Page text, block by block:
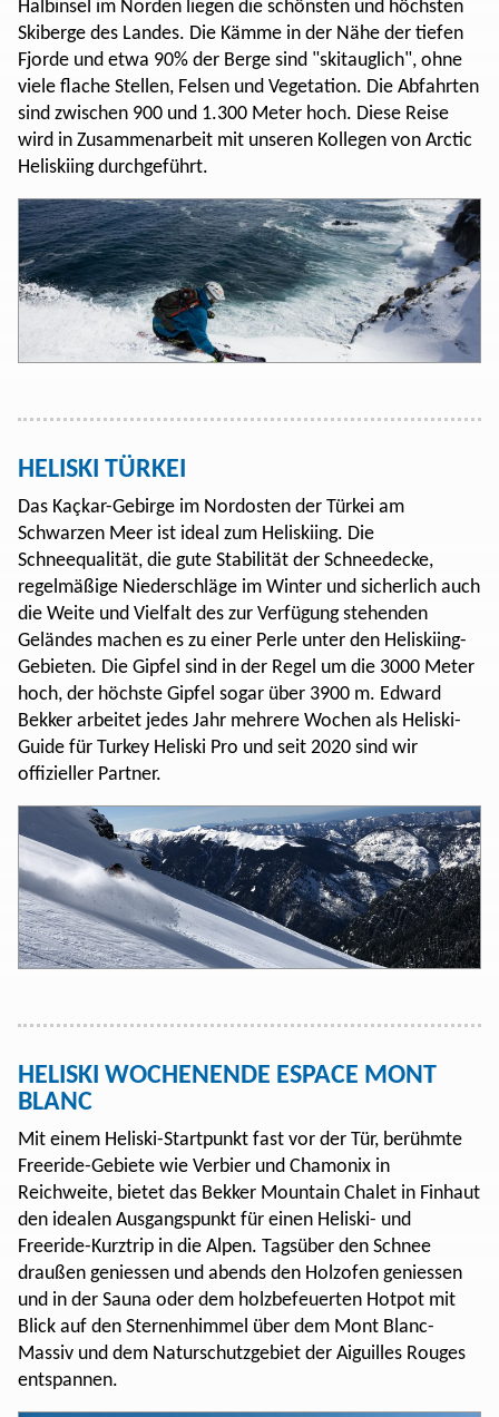
Halbinsel im Norden liegen die schönsten und höchsten
Skiberge des Landes. Die Kämme in der Nähe der tiefen
Fjorde und etwa 90% der Berge sind "skitauglich", ohne
viele flache Stellen, Felsen und Vegetation. Die Abfahrten
sind zwischen 900 und 1.300 Meter hoch. Diese Reise
wird in Zusammenarbeit mit unseren Kollegen von Arctic
Heliskiing durchgeführt.
HELISKI TÜRKEI
Das Kaçkar-Gebirge im Nordosten der Türkei am
Schwarzen Meer ist ideal zum Heliskiing. Die
Schneequalität, die gute Stabilität der Schneedecke,
regelmäßige Niederschläge im Winter und sicherlich auch
die Weite und Vielfalt des zur Verfügung stehenden
Geländes machen es zu einer Perle unter den Heliskiing-
Gebieten. Die Gipfel sind in der Regel um die 3000 Meter
hoch, der höchste Gipfel sogar über 3900 m. Edward
Bekker arbeitet jedes Jahr mehrere Wochen als Heliski-
Guide für Turkey Heliski Pro und seit 2020 sind wir
offizieller Partner.
HELISKI WOCHENENDE ESPACE MONT
BLANC
Mit einem Heliski-Startpunkt fast vor der Tür, berühmte
Freeride-Gebiete wie Verbier und Chamonix in
Reichweite, bietet das Bekker Mountain Chalet in Finhaut
den idealen Ausgangspunkt für einen Heliski- und
Freeride-Kurztrip in die Alpen. Tagsüber den Schnee
draußen geniessen und abends den Holzofen geniessen
und in der Sauna oder dem holzbefeuerten Hotpot mit
Blick auf den Sternenhimmel über dem Mont Blanc-
Massiv und dem Naturschutzgebiet der Aiguilles Rouges
entspannen.